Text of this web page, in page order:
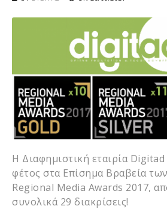
Η Διαφημιστική εταιρία
φέτος στα Επίσημα Βραβεία
Regional Media Awards 2017,
συνολικά 29 διακρίσεις!